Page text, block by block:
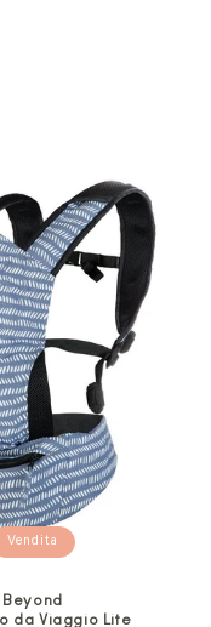
Vendita
Beyond
da Viaggio Lite